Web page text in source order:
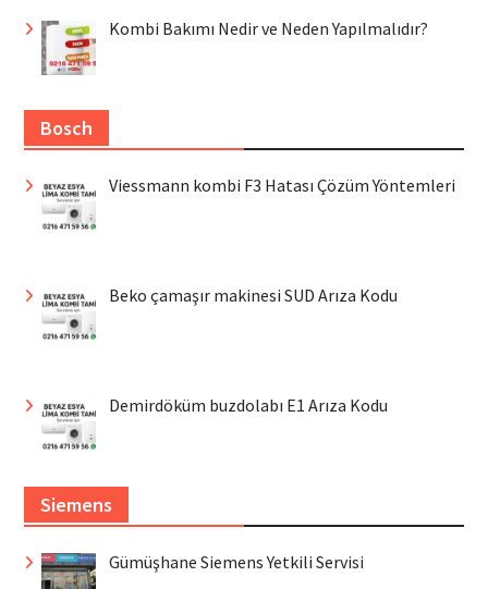
Kombi Bakımı Nedir ve Neden Yapılmalıdır?
Bosch
Viessmann kombi F3 Hatası Çözüm Yöntemleri
Beko çamaşır makinesi SUD Arıza Kodu
Demirdöküm buzdolabı E1 Arıza Kodu
Siemens
Gümüşhane Siemens Yetkili Servisi